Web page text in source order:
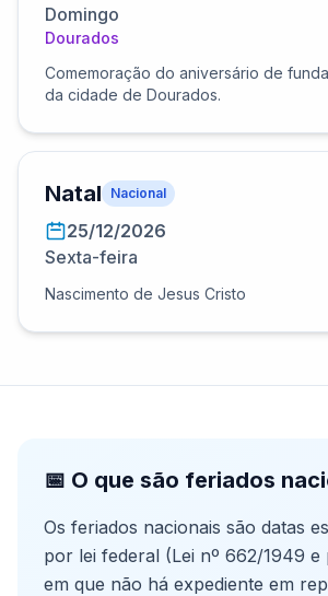
Domingo
Dourados
Comemoração do aniversário de
da cidade de Dourados.
Natal Nacional
25/12/2026
Sexta-feira
Nascimento de Jesus Cristo
📅 O que são feriados
Os feriados nacionais são datas
por lei federal (Lei nº 662/1949 e
em que não há expediente em